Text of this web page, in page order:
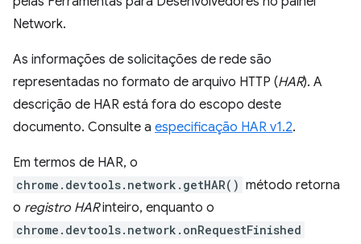
Network.
As informações de solicitações de rede são
representadas no formato de arquivo HTTP (HAR). A
descrição de HAR está fora do escopo deste
documento. Consulte a especificação HAR v1.2.
Em termos de HAR, o
chrome.devtools.network.getHAR() método retorna
o registro HARinteiro, enquanto o
chrome.devtools.network.onRequestFinished